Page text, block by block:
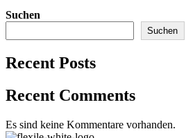
Suchen
Suchen
Recent Posts
Recent Comments
Es sind keine Kommentare vorhanden.